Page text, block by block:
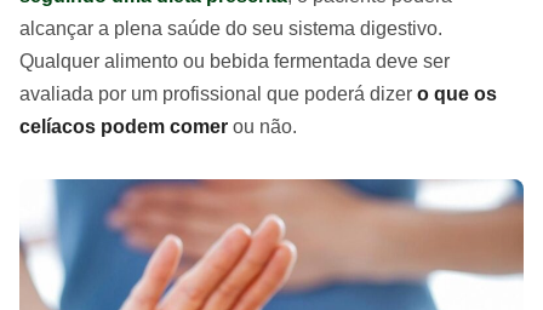
alcançar a plena saúde do seu sistema digestivo.
Qualquer alimento ou bebida fermentada deve ser
avaliada por um profissional que poderá dizer o que os
celíacos podem comer ou não.